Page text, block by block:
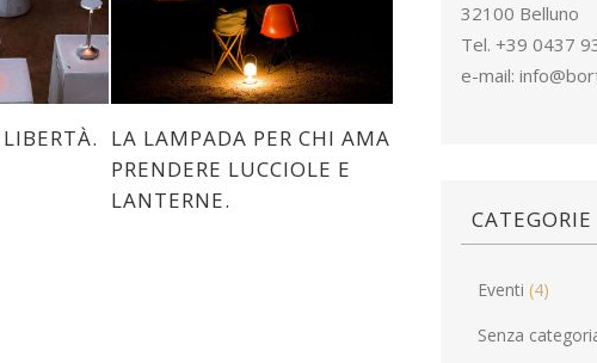
LA LAMPADA PER CHI AMA
PRENDERE LUCCIOLE E
LANTERNE.
32100 Belluno
Tel. +39 0437
e-mail:
CATEGORIE
Eventi (4)
Senza